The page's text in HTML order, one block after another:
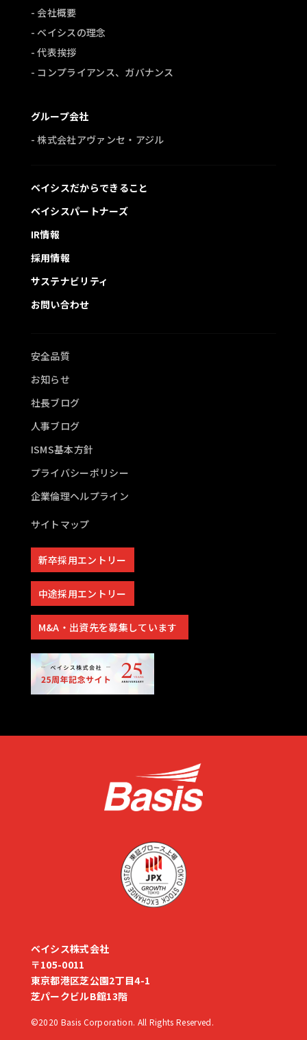
- 会社概要
- ベイシスの理念
- 代表挨拶
- コンプライアンス、ガバナンス
グループ会社
- 株式会社アヴァンセ・アジル
ベイシスだからできること
ベイシスパートナーズ
IR情報
採用情報
サステナビリティ
お問い合わせ
安全品質
お知らせ
社長ブログ
人事ブログ
ISMS基本方針
プライバシーポリシー
企業倫理ヘルプライン
サイトマップ
新卒採用エントリー
中途採用エントリー
M&A・出資先を募集しています
ベイシス株式会社
〒105-0011
東京都港区芝公園2丁目4-1
芝パークビルB館13階
©2020 Basis Corporation. All Rights Reserved.